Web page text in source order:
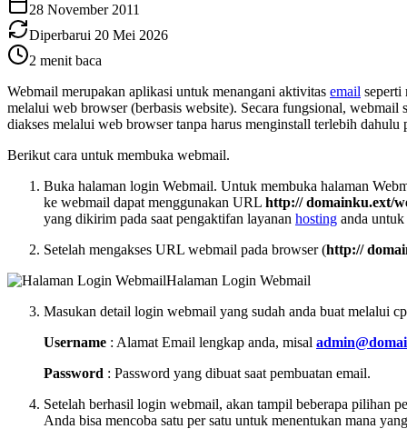
28 November 2011
Diperbarui 20 Mei 2026
2 menit baca
Webmail merupakan aplikasi untuk menangani aktivitas email seperti
melalui web browser (berbasis website). Secara fungsional, webmail
diakses melalui web browser tanpa harus menginstall terlebih dahulu
Berikut cara untuk membuka webmail.
Buka halaman login Webmail. Untuk membuka halaman
ke webmail dapat menggunakan URL http:// domainku.ext/
yang dikirim pada saat pengaktifan layanan hosting anda
Setelah mengakses URL webmail pada browser (http://
Halaman Login Webmail
Masukan detail login webmail yang sudah anda buat melalui
Username : Alamat Email lengkap anda, misal
Password : Password yang dibuat saat pembuatan email.
Setelah berhasil login webmail, akan tampil beberapa pilihan
Anda bisa mencoba satu per satu untuk menentukan mana